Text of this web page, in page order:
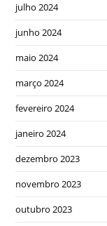
julho 2024
junho 2024
maio 2024
março 2024
fevereiro 2024
janeiro 2024
dezembro 2023
novembro 2023
outubro 2023